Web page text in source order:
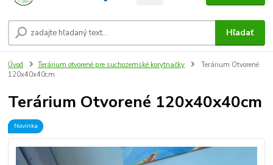
Hľadať
Úvod Terárium otvorené pre suchozemské korytnačky
Terárium Otvorené
120x40x40cm
Terárium Otvorené 120x40x40cm
Novinka